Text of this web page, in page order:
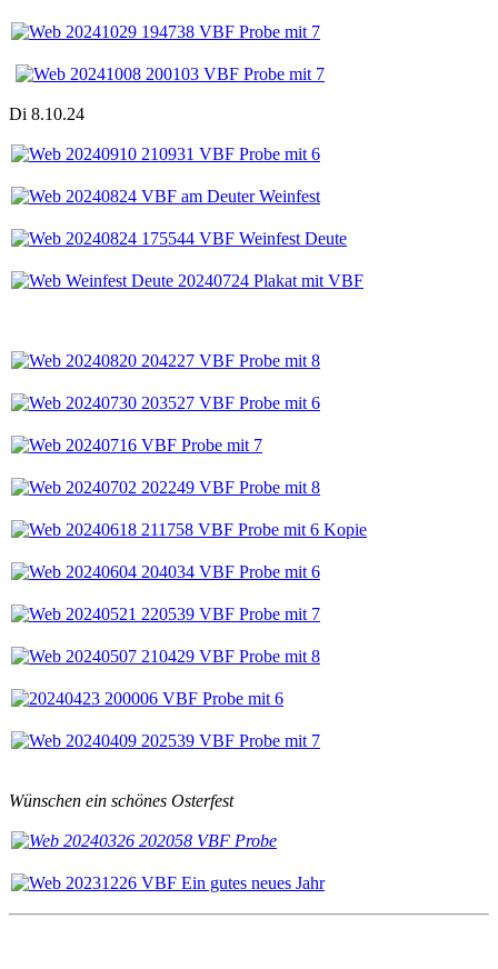
Di 8.10.24
Wünschen ein schönes Osterfest